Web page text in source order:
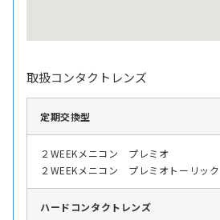
取扱コンタクトレンズ
定期交換型
２WEEKメニコン プレミオ
２WEEKメニコン プレミオトーリック
ハード コンタクトレンズ